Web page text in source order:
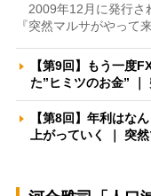
2009年12月に発行さ
『突然マルサがやって
【第9回】もう一度
た”ヒミツのお金”
【第8回】年利はな
上がっていく ｜ 突